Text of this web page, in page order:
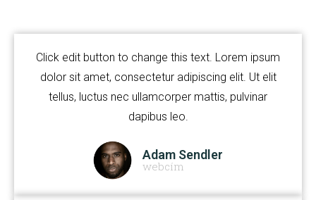
Click edit button to change this text. Lorem ipsum
dolor sit amet, consectetur adipiscing elit. Ut elit
tellus, luctus nec ullamcorper mattis, pulvinar
dapibus leo.
Adam Sendler
webcím